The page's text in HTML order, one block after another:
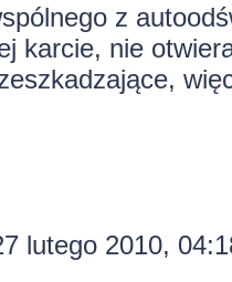
z
karcie, nie
lutego 2010,